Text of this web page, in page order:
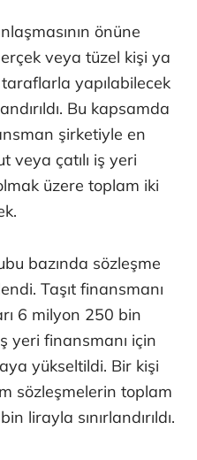
önüne
veya tüzel kişi ya
yapılabilecek
Bu kapsamda
şirketiyle en
veya çatılı iş yeri
üzere toplam iki
bazında sözleşme
Taşıt finansmanı
6 milyon 250 bin
yeri finansmanı için
yükseltildi. Bir kişi
sözleşmelerin toplam
lirayla sınırlandırıldı.